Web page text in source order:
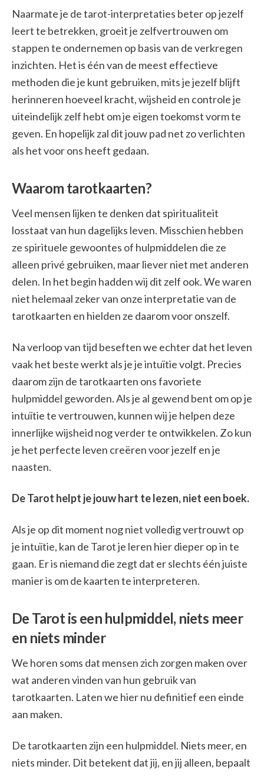
Naarmate je de tarot-interpretaties beter op jezelf
leert te betrekken, groeit je zelfvertrouwen om
stappen te ondernemen op basis van de verkregen
inzichten. Het is één van de meest effectieve
methoden die je kunt gebruiken, mits je jezelf blijft
herinneren hoeveel kracht, wijsheid en controle je
uiteindelijk zelf hebt om je eigen toekomst vorm te
geven. En hopelijk zal dit jouw pad net zo verlichten
als het voor ons heeft gedaan.
Waarom tarotkaarten?
Veel mensen lijken te denken dat spiritualiteit
losstaat van hun dagelijks leven. Misschien hebben
ze spirituele gewoontes of hulpmiddelen die ze
alleen privé gebruiken, maar liever niet met anderen
delen. In het begin hadden wij dit zelf ook. We waren
niet helemaal zeker van onze interpretatie van de
tarotkaarten en hielden ze daarom voor onszelf.
Na verloop van tijd beseften we echter dat het leven
vaak het beste werkt als je je intuïtie volgt. Precies
daarom zijn de tarotkaarten ons favoriete
hulpmiddel geworden. Als je al gewend bent om op je
intuïtie te vertrouwen, kunnen wij je helpen deze
innerlijke wijsheid nog verder te ontwikkelen. Zo kun
je het perfecte leven creëren voor jezelf en je
naasten.
De Tarot helpt je jouw hart te lezen, niet een boek.
Als je op dit moment nog niet volledig vertrouwt op
je intuïtie, kan de Tarot je leren hier dieper op in te
gaan. Er is niemand die zegt dat er slechts één juiste
manier is om de kaarten te interpreteren.
De Tarot is een hulpmiddel, niets meer
en niets minder
We horen soms dat mensen zich zorgen maken over
wat anderen vinden van hun gebruik van
tarotkaarten. Laten we hier nu definitief een einde
aan maken.
De tarotkaarten zijn een hulpmiddel. Niets meer, en
niets minder. Dit betekent dat jij, en jij alleen, bepaalt